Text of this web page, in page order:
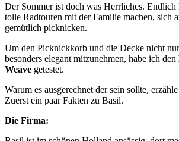
Der Sommer ist doch was Herrliches. Endlich
tolle Radtouren mit der Familie machen, sich
gemütlich picknicken.
Um den Picknickkorb und die Decke nicht
besonders elegant mitzunehmen, habe ich den
Weave getestet.
Warum es ausgerechnet der sein sollte,
Zuerst ein paar Fakten zu Basil.
Die Firma: